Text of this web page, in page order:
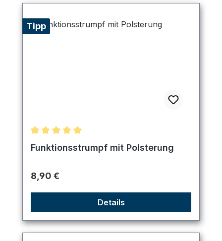
Tipp
Durchschnittliche Bewertung von 5 von 5 Sternen
Funktionsstrumpf mit Polsterung
Regulärer Preis:
8,90 €
Details